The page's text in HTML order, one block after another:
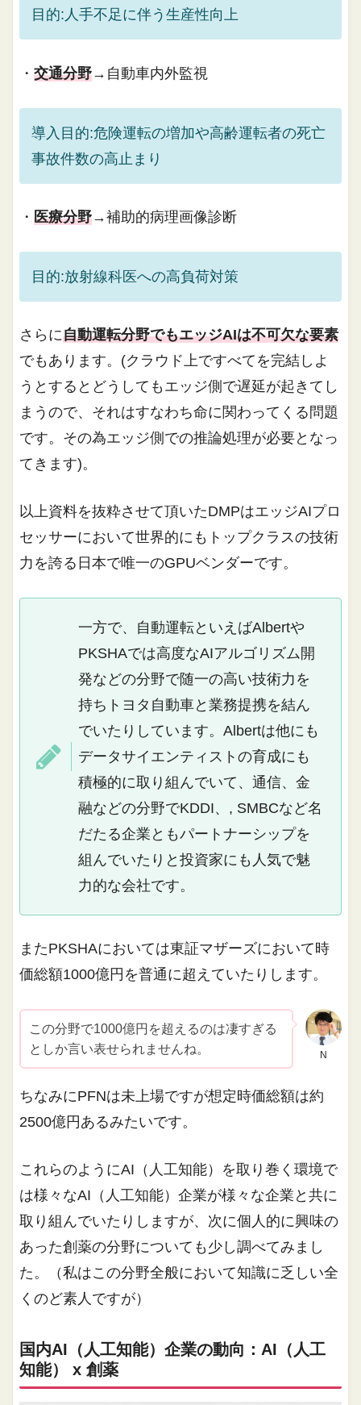
目的:人手不足に伴う生産性向上
・交通分野→自動車内外監視
導入目的:危険運転の増加や高齢運転者の死亡
事故件数の高止まり
・医療分野→補助的病理画像診断
目的:放射線科医への高負荷対策
さらに自動運転分野でもエッジAIは不可欠な要素
でもあります。(クラウド上ですべてを完結しよ
うとするとどうしてもエッジ側で遅延が起きてし
まうので、それはすなわち命に関わってくる問題
です。その為エッジ側での推論処理が必要となっ
てきます)。
以上資料を抜粋させて頂いたDMPはエッジAIプロ
セッサーにおいて世界的にもトップクラスの技術
力を誇る日本で唯一のGPUベンダーです。
一方で、自動運転といえばAlbertや
PKSHAでは高度なAIアルゴリズム開
発などの分野で随一の高い技術力を
持ちトヨタ自動車と業務提携を結ん
でいたりしています。Albertは他にも
データサイエンティストの育成にも
積極的に取り組んでいて、通信、金
融などの分野でKDDI、, SMBCなど名
だたる企業ともパートナーシップを
組んでいたりと投資家にも人気で魅
力的な会社です。
またPKSHAにおいては東証マザーズにおいて時
価総額1000億円を普通に超えていたりします。
N
この分野で1000億円を超えるのは凄すぎる
としか言い表せられませんね。
ちなみにPFNは未上場ですが想定時価総額は約
2500億円あるみたいです。
これらのようにAI（人工知能）を取り巻く環境で
は様々なAI（人工知能）企業が様々な企業と共に
取り組んでいたりしますが、次に個人的に興味の
あった創薬の分野についても少し調べてみまし
た。（私はこの分野全般において知識に乏しい全
くのど素人ですが）
国内AI（人工知能）企業の動向：AI（人工
知能） x 創薬